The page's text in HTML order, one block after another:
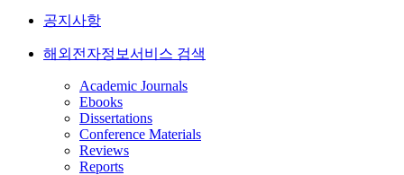
공지사항
해외전자정보서비스 검색
Academic Journals
Ebooks
Dissertations
Conference Materials
Reviews
Reports